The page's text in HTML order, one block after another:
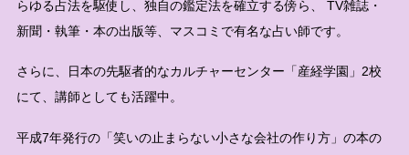
らゆる占法を駆使し、独自の鑑定法を確立する傍ら、 TV雑誌・
新聞・執筆・本の出版等、マスコミで有名な占い師です。
さらに、日本の先駆者的なカルチャーセンター「産経学園」2校
にて、講師としても活躍中。
平成7年発行の「笑いの止まらない小さな会社の作り方」の本の